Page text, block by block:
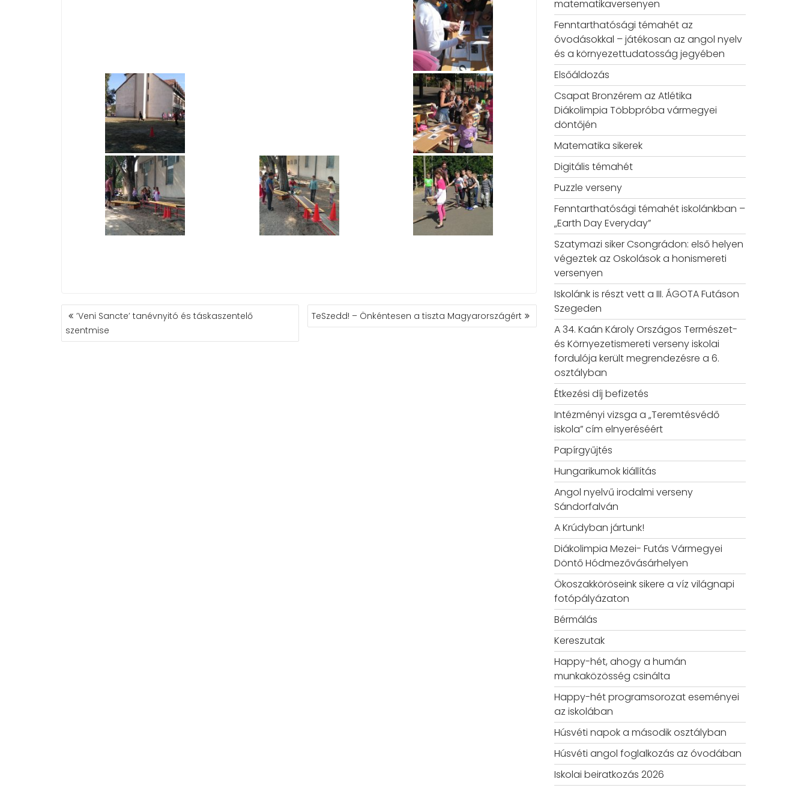
BEJEGYZÉS
NAVIGÁCIÓ
’Veni Sancte’ tanévnyitó és táskaszentelő
szentmise
TeSzedd! – Önkéntesen a tiszta Magyarországért
matematikaversenyen
Fenntarthatósági témahét az
óvodásokkal – játékosan az angol nyelv
és a környezettudatosság jegyében
Elsőáldozás
Csapat Bronzérem az Atlétika
Diákolimpia Többpróba vármegyei
döntőjén
Matematika sikerek
Digitális témahét
Puzzle verseny
Fenntarthatósági témahét iskolánkban –
„Earth Day Everyday”
Szatymazi siker Csongrádon: első helyen
végeztek az Oskolások a honismereti
versenyen
Iskolánk is részt vett a III. ÁGOTA Futáson
Szegeden
A 34. Kaán Károly Országos Természet-
és Környezetismereti verseny iskolai
fordulója került megrendezésre a 6.
osztályban
Étkezési díj befizetés
Intézményi vizsga a „Teremtésvédő
iskola” cím elnyeréséért
Papírgyűjtés
Hungarikumok kiállítás
Angol nyelvű irodalmi verseny
Sándorfalván
A Krúdyban jártunk!
Diákolimpia Mezei- Futás Vármegyei
Döntő Hódmezővásárhelyen
Ökoszakköröseink sikere a víz világnapi
fotópályázaton
Bérmálás
Kereszutak
Happy-hét, ahogy a humán
munkaközösség csinálta
Happy-hét programsorozat eseményei
az iskolában
Húsvéti napok a második osztályban
Húsvéti angol foglalkozás az óvodában
Iskolai beiratkozás 2026